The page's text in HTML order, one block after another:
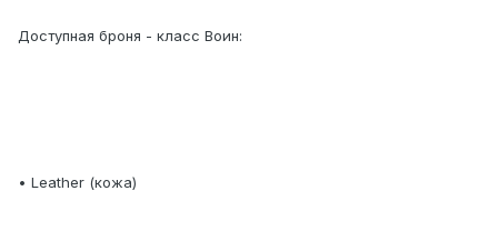
Доступная броня - класс Воин:
• Leather (кожа)